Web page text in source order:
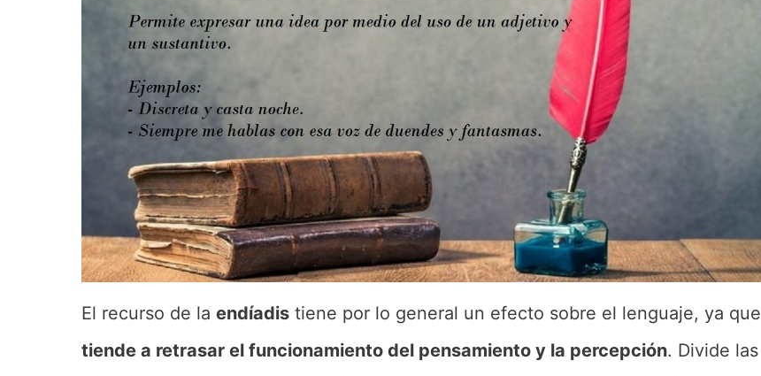
El recurso de la endíadis tiene por lo general un efecto sobre el lenguaje, ya que
tiende a retrasar el funcionamiento del pensamiento y la percepción. Divide las